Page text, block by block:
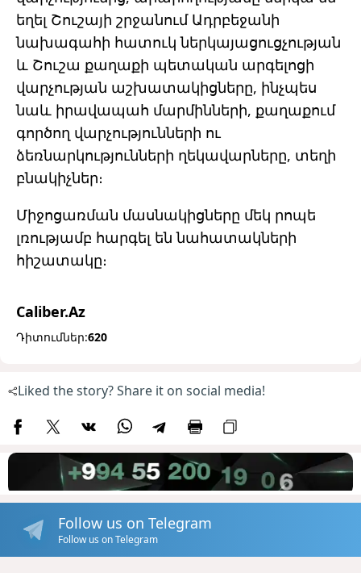
եղել Շուշայի շրջանում Ադրբեջանի
նախագահի հատուկ ներկայացուցչության
և Շուշա քաղաքի պետական արգելոցի
վարչության աշխատակիցները, ինչպես
նաև իրավապահ մարմինների, քաղաքում
գործող վարչությունների ու
ձեռնարկությունների ղեկավարները, տեղի
բնակիչներ։
Միջոցառման մասնակիցները մեկ րոպե
լռությամբ հարգել են նահատակների
հիշատակը։
Caliber.Az
Դիտումներ:620
Liked the story? Share it on social media!
Follow us on Telegram
Follow us on Telegram